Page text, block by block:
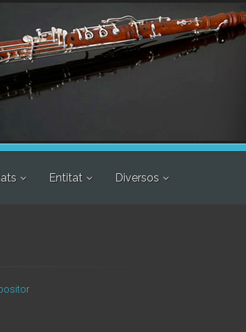
Entitat Diversos